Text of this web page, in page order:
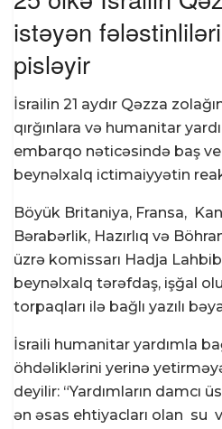
istəyən
pisləyir
İsrailin 21 aydır Qəzza
qırğınlara və humanitar
embarqo nəticəsində baş
beynəlxalq ictimaiyyətin
Böyük Britaniya, Fransa,
Bərabərlik, Hazırlıq və
üzrə komissarı Hadja Lahbib
beynəlxalq tərəfdaş, işğal
torpaqları ilə bağlı yazılı
İsraili humanitar yardımla
öhdəliklərini yerinə
deyilir: “Yardımların damcı
ən əsas ehtiyacları olan su